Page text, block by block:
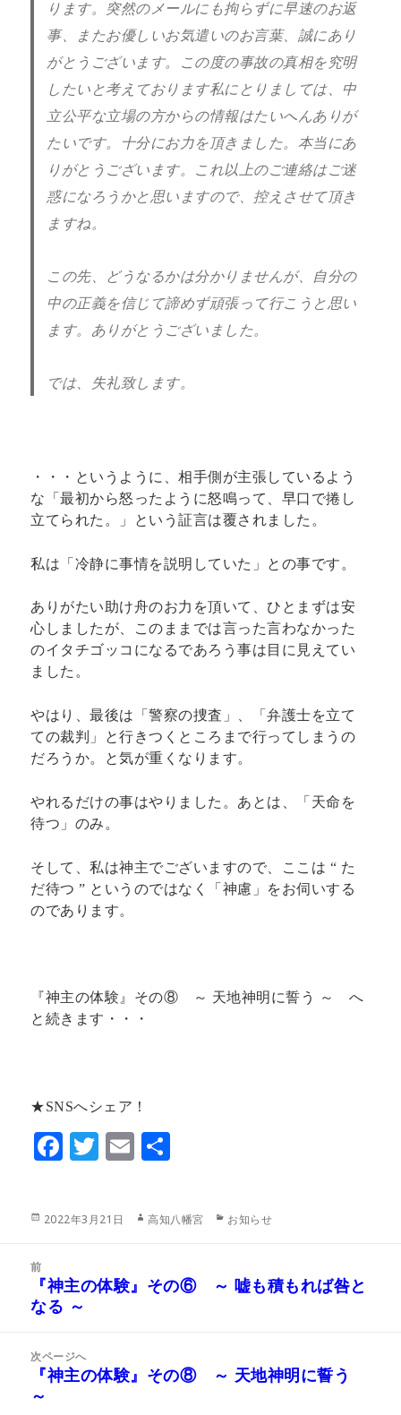
ります。突然のメールにも拘らずに早速のお返
事、またお優しいお気遣いのお言葉、誠にあり
がとうございます。この度の事故の真相を究明
したいと考えております私にとりましては、中
立公平な立場の方からの情報はたいへんありが
たいです。十分にお力を頂きました。本当にあ
りがとうございます。 これ以上のご連絡はご迷
惑になろうかと思いますので、控えさせて頂き
ますね。
この先、どうなるかは分かりませんが、自分の
中の正義を信じて諦めず頑張って行こうと思い
ます。ありがとうございました。
では、失礼致します。
・・・というように、相手側が主張しているよう
な「最初から怒ったように怒鳴って、早口で捲し
立てられた。」という証言は覆されました。
私は「冷静に事情を説明していた」との事です。
ありがたい助け舟のお力を頂いて、ひとまずは安
心しましたが、このままでは言った言わなかった
のイタチゴッコになるであろう事は目に見えてい
ました。
やはり、最後は「警察の捜査」、「弁護士を立て
ての裁判」と行きつくところまで行ってしまうの
だろうか。と気が重くなります。
やれるだけの事はやりました。あとは、「天命を
待つ」のみ。
そして、私は神主でございますので、ここは “ た
だ待つ ” というのではなく「神慮」をお伺いする
のであります。
『神主の体験』その⑧ ～ 天地神明に誓う ～ へ
と続きます・・・
★SNSへシェア！
F
o
k
T
er
E
投
2022年3月21日
作
高知八幡宮
カ
ー
お知らせ
前
前
の
稿:
『神主の体験』その⑥ ～ 嘘も積もれば咎と
なる ～
次ページへ
次
の
『神主の体験』その⑧ ～ 天地神明に誓う
～